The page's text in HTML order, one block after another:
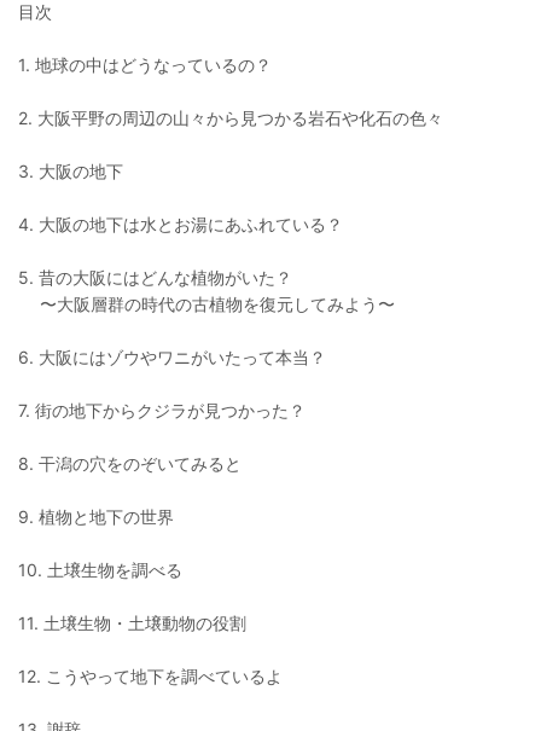
目次
1. 地球の中はどうなっているの？
2. 大阪平野の周辺の山々から見つかる岩石や化石の色々
3. 大阪の地下
4. 大阪の地下は水とお湯にあふれている？
5. 昔の大阪にはどんな植物がいた？
〜大阪層群の時代の古植物を復元してみよう〜
6. 大阪にはゾウやワニがいたって本当？
7. 街の地下からクジラが見つかった？
8. 干潟の穴をのぞいてみると
9. 植物と地下の世界
10. 土壌生物を調べる
11. 土壌生物・土壌動物の役割
12. こうやって地下を調べているよ